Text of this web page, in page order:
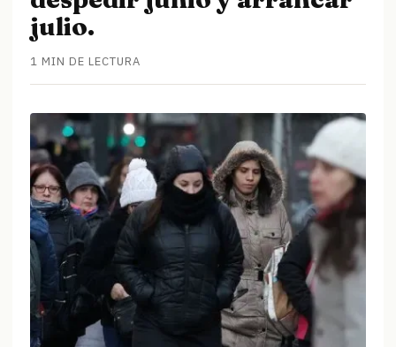
julio.
1 MIN DE LECTURA